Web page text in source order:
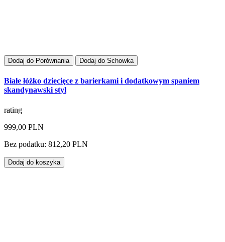
Dodaj do Porównania Dodaj do Schowka
Białe łóżko dziecięce z barierkami i dodatkowym spaniem
skandynawski styl
rating
999,00 PLN
Bez podatku: 812,20 PLN
Dodaj do koszyka